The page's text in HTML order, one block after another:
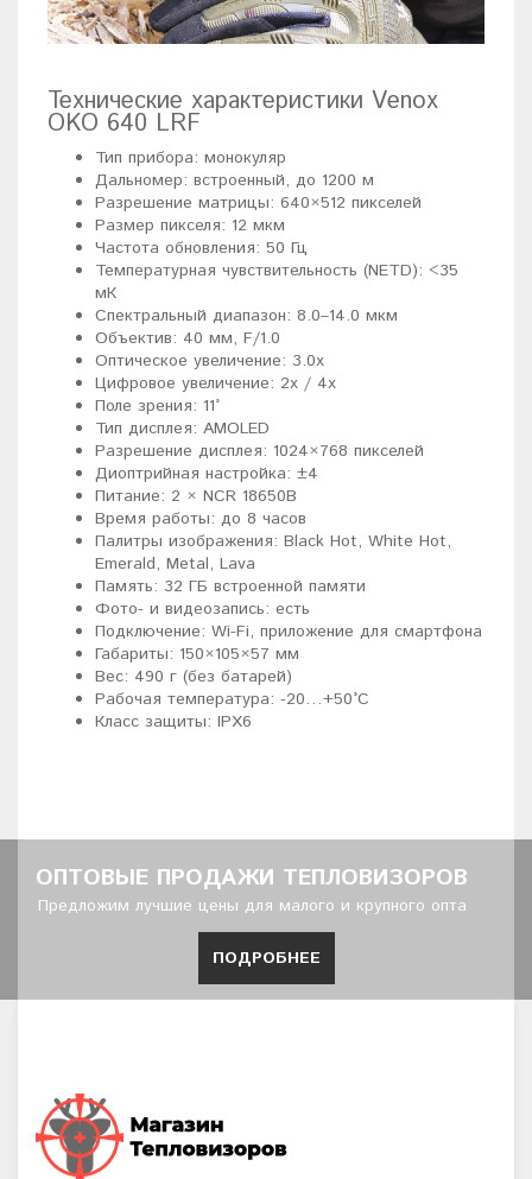
Технические характеристики Venox
OKO 640 LRF
Тип прибора: монокуляр
Дальномер: встроенный, до 1200 м
Разрешение матрицы: 640×512 пикселей
Размер пикселя: 12 мкм
Частота обновления: 50 Гц
Температурная чувствительность (NETD): <35
мК
Спектральный диапазон: 8.0–14.0 мкм
Объектив: 40 мм, F/1.0
Оптическое увеличение: 3.0x
Цифровое увеличение: 2x / 4x
Поле зрения: 11°
Тип дисплея: AMOLED
Разрешение дисплея: 1024×768 пикселей
Диоптрийная настройка: ±4
Питание: 2 × NCR 18650B
Время работы: до 8 часов
Палитры изображения: Black Hot, White Hot,
Emerald, Metal, Lava
Память: 32 ГБ встроенной памяти
Фото- и видеозапись: есть
Подключение: Wi-Fi, приложение для смартфона
Габариты: 150×105×57 мм
Вес: 490 г (без батарей)
Рабочая температура: -20…+50°C
Класс защиты: IPX6
ОПТОВЫЕ ПРОДАЖИ ТЕПЛОВИЗОРОВ
Предложим лучшие цены для малого и крупного опта
ПОДРОБНЕЕ